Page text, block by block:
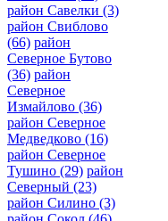
район Савелки (3)
район Свиблово
(66) район
Северное Бутово
(36) район
Северное
Измайлово (36)
район Северное
Медведково (16)
район Северное
Тушино (29) район
Северный (23)
район Силино (3)